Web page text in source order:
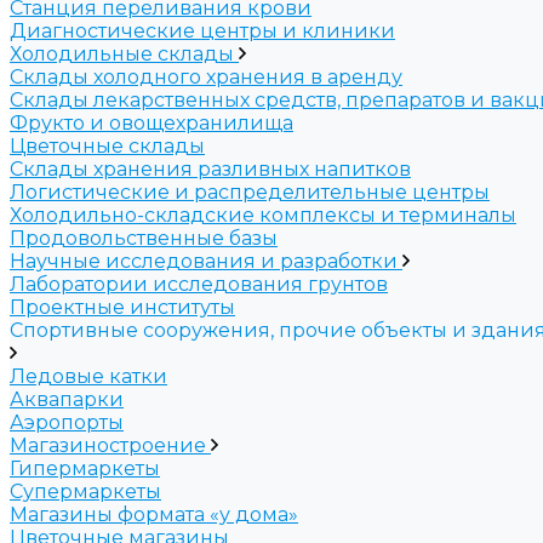
Станция переливания крови
Диагностические центры и клиники
Холодильные склады
Склады холодного хранения в аренду
Склады лекарственных средств, препаратов и
Фрукто и овощехранилища
Цветочные склады
Склады хранения разливных напитков
Логистические и распределительные центры
Холодильно-складские комплексы и терминалы
Продовольственные базы
Научные исследования и разработки
Лаборатории исследования грунтов
Проектные институты
Спортивные сооружения, прочие объекты и здания
Ледовые катки
Аквапарки
Аэропорты
Магазиностроение
Гипермаркеты
Супермаркеты
Магазины формата «у дома»
Цветочные магазины